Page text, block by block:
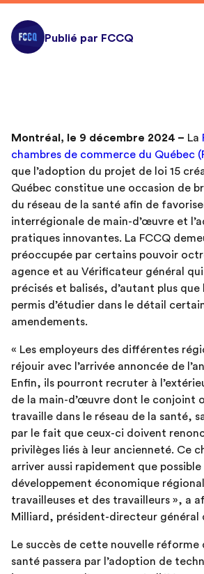
Publié par FCCQ
Montréal, le 9 décembre 2024 – La
chambres de commerce du Québec
que l’adoption du projet de loi 15
Québec constitue une occasion de
du réseau de la santé afin de
interrégionale de main-d’œuvre et
pratiques innovantes. La FCCQ
préoccupée par certains pouvoir
agence et au Vérificateur général
précisés et balisés, d’autant plus que
permis d’étudier dans le détail
amendements.
« Les employeurs des différentes
réjouir avec l’arrivée annoncée de
Enfin, ils pourront recruter à
de la main-d’œuvre dont le conjoint
travaille dans le réseau de la santé,
par le fait que ceux-ci doivent
privilèges liés à leur ancienneté. Ce
arriver aussi rapidement que
développement économique
travailleuses et des travailleurs », a
Milliard, président-directeur général
Le succès de cette nouvelle réforme
santé passera par l’adoption de